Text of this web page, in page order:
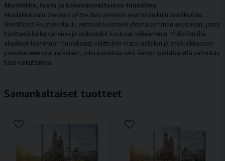
Akustiikka, laatu ja kokonaisvaltainen tunnelma
Akustiikkataulu The view of the Paris streeton enemmän kuin seinäkoriste.
SilentDirect Akustiikkataulu auttavat luomaan yhtenäisemmän akustiikan, jossa
häiritsevä kaiku vähenee ja keskustelut kuuluvat selkeämmin. Yhdistämällä
akustisen toiminnon huolellisesti valittuihin materiaaleihin ja ensiluokkaiseen
painatukseen saat ratkaisun, joka parantaa sekä ääniympäristöä että vahvistaa
tilan vaikutelmaa.
Samankaltaiset tuotteet